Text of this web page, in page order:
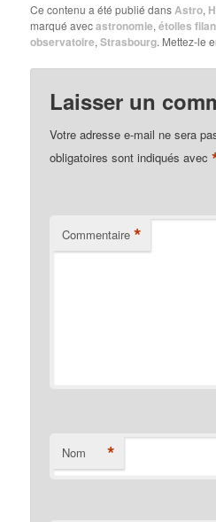
Ce contenu a été publié dansAstro,
marqué avecastronomie,étoiles
observatoire,Strasbourg. Mettez-le
Laisser un
Votre adresse e-mail ne sera
obligatoires sont indiqués avec
Commentaire *
Nom *